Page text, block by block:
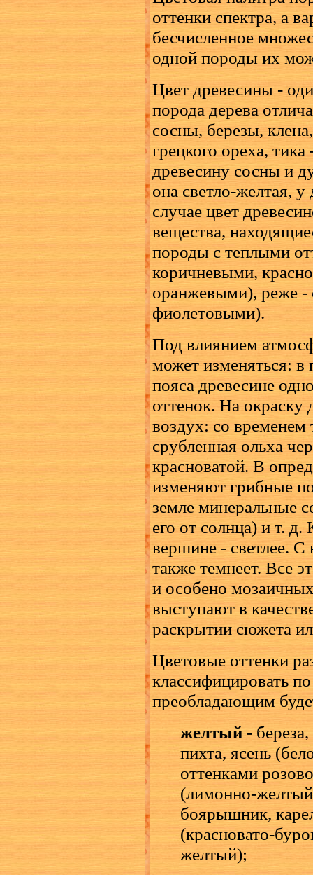
оттенки спектра, а
бесчисленное
одной породы их
Цвет древесины -
порода дерева
сосны, березы,
грецкого ореха,
древесину сосны и
она светло-желтая,
случае цвет
вещества,
породы с теплыми
коричневыми,
оранжевыми), реже -
фиолетовыми).
Под влиянием
может изменяться: в
пояса древесине
оттенок. На окраску
воздух: со временем
срубленная ольха
красноватой. В
изменяют грибные
земле минеральные
его от солнца) и т.
вершине - светлее. С
также темнеет. Все
и особено
выступают в
раскрытии сюжета
Цветовые оттенки
классифицировать
преобладающим
желтый -
пихта, ясень
оттенками
(лимонно-
боярышник,
(красновато-
желтый);